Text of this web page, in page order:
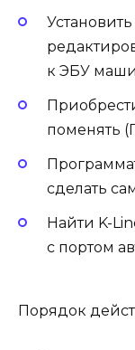
к ЭБУ
поменять
сделать
Найти K-
с портом
Порядок